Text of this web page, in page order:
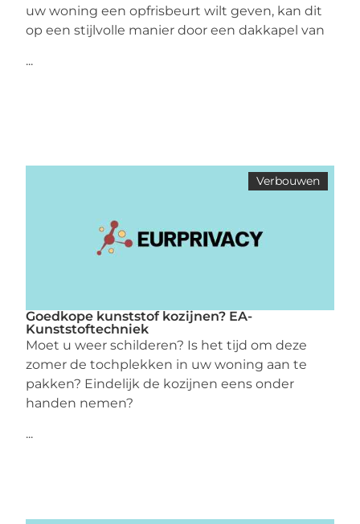
uw woning een opfrisbeurt wilt geven, kan dit
op een stijlvolle manier door een dakkapel van
...
Verbouwen
Goedkope kunststof kozijnen? EA-
Kunststoftechniek
Moet u weer schilderen? Is het tijd om deze
zomer de tochplekken in uw woning aan te
pakken? Eindelijk de kozijnen eens onder
handen nemen?
...